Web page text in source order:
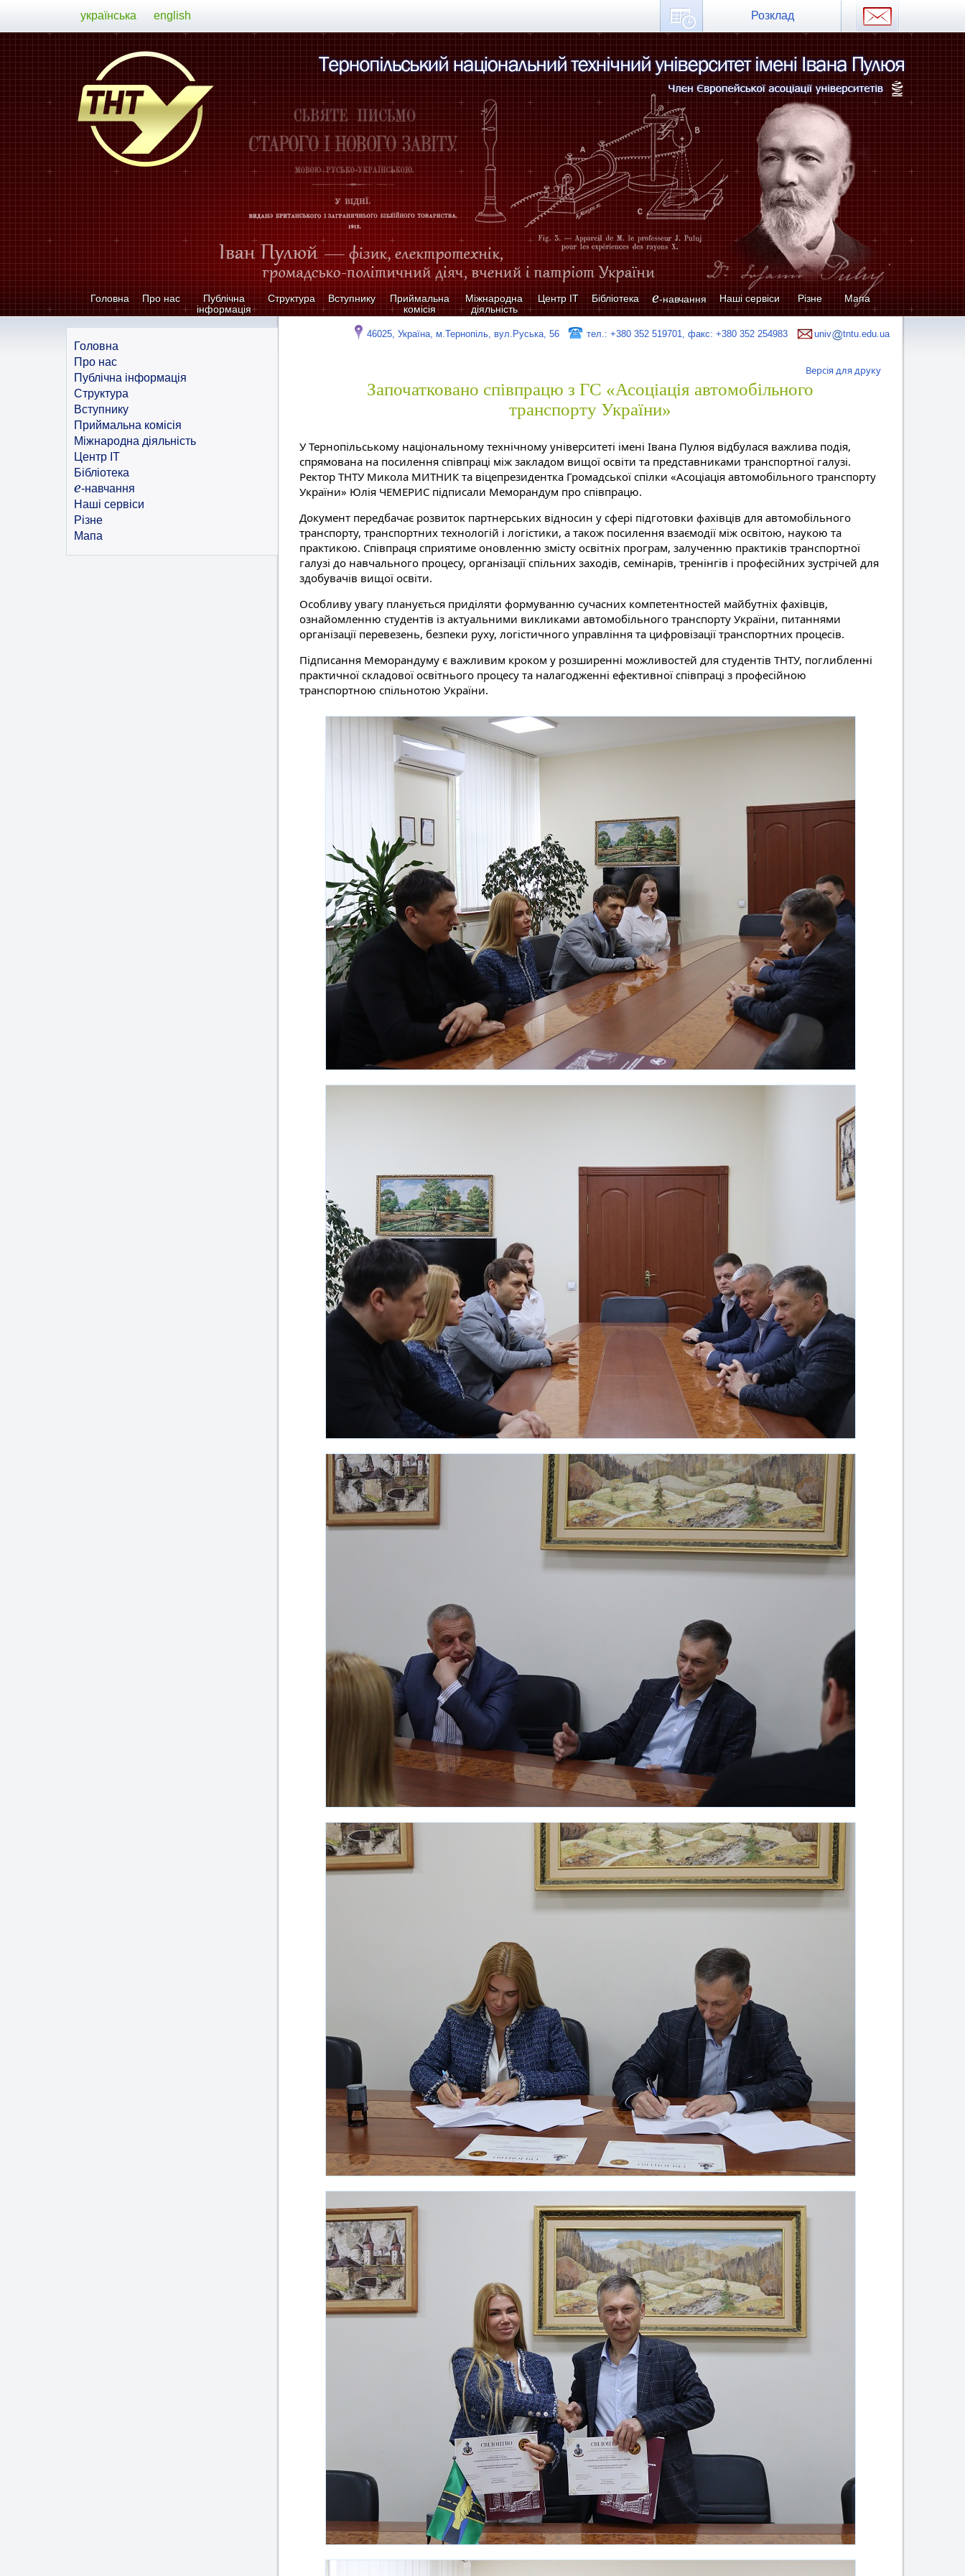
Розклад
українська english
Головна Про нас
Публічна
інформація
Структура Вступнику
Приймальна
комісія
Міжнародна
діяльність
Центр ІТ Бібліотека e-навчання Наші сервіси Різне Мапа
Головна
Про нас
Публічна інформація
Структура
Вступнику
Приймальна комісія
Міжнародна діяльність
Центр ІТ
Бібліотека
e-навчання
Наші сервіси
Різне
Мапа
46025, Україна, м.Тернопіль, вул.Руська, 56 тел.: +380 352 519701, факс: +380 352 254983 univ tntu.edu.ua
Версія для друку
Започатковано співпрацю з ГС «Асоціація автомобільного
транспорту України»
У Тернопільському національному технічному університеті імені Івана Пулюя відбулася важлива подія,
спрямована на посилення співпраці між закладом вищої освіти та представниками транспортної галузі.
Ректор ТНТУ Микола МИТНИК та віцепрезидентка Громадської спілки «Асоціація автомобільного транспорту
України» Юлія ЧЕМЕРИС підписали Меморандум про співпрацю.
Документ передбачає розвиток партнерських відносин у сфері підготовки фахівців для автомобільного
транспорту, транспортних технологій і логістики, а також посилення взаємодії між освітою, наукою та
практикою. Співпраця сприятиме оновленню змісту освітніх програм, залученню практиків транспортної
галузі до навчального процесу, організації спільних заходів, семінарів, тренінгів і професійних зустрічей для
здобувачів вищої освіти.
Особливу увагу планується приділяти формуванню сучасних компетентностей майбутніх фахівців,
ознайомленню студентів із актуальними викликами автомобільного транспорту України, питаннями
організації перевезень, безпеки руху, логістичного управління та цифровізації транспортних процесів.
Підписання Меморандуму є важливим кроком у розширенні можливостей для студентів ТНТУ, поглибленні
практичної складової освітнього процесу та налагодженні ефективної співпраці з професійною
транспортною спільнотою України.